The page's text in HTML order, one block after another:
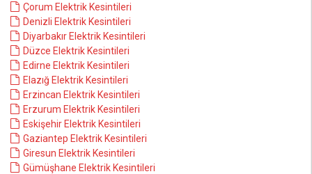
Çorum Elektrik Kesintileri
Denizli Elektrik Kesintileri
Diyarbakır Elektrik Kesintileri
Düzce Elektrik Kesintileri
Edirne Elektrik Kesintileri
Elazığ Elektrik Kesintileri
Erzincan Elektrik Kesintileri
Erzurum Elektrik Kesintileri
Eskişehir Elektrik Kesintileri
Gaziantep Elektrik Kesintileri
Giresun Elektrik Kesintileri
Gümüşhane Elektrik Kesintileri